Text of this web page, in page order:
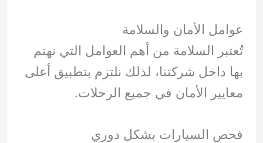
عوامل الأمان والسلامة
تُعتبر السلامة من أهم العوامل التي نهتم
بها داخل شركتنا، لذلك نلتزم بتطبيق أعلى
معايير الأمان في جميع الرحلات.
فحص السيارات بشكل دوري